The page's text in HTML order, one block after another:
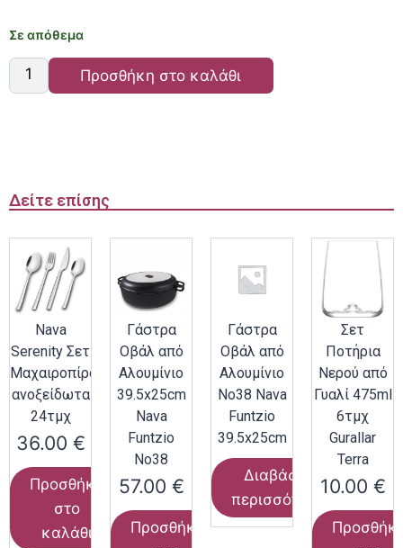
Σε απόθεμα
Προσθήκη στο καλάθι
Δείτε επίσης
Nava
Serenity Σετ
Μαχαιροπίρουνα
ανοξείδωτα
24τμχ
36.00 €
Προσθήκη
στο
καλάθι
Γάστρα
Οβάλ από
Αλουμίνιο
39.5x25cm
Nava
Funtzio
Νο38
57.00 €
Προσθήκη
Γάστρα
Οβάλ από
Αλουμίνιο
Νο38 Nava
Funtzio
39.5x25cm
Διαβάστε
περισσότερα
Σετ
Ποτήρια
Νερού από
Γυαλί 475ml
6τμχ
Gurallar
Terra
10.00 €